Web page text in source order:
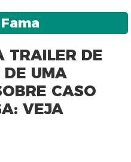
TRAILER DE
DE UMA
CASO
VEJA